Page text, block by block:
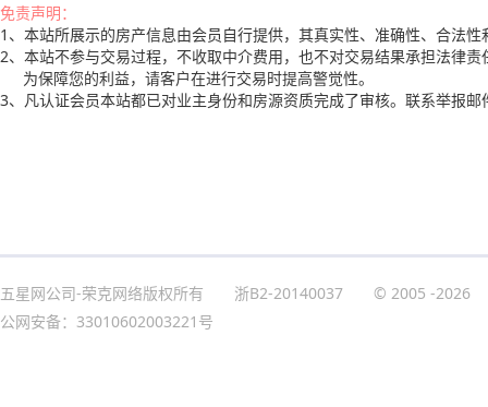
免责声明：
1、本站所展示的房产信息由会员自行提供，其真实性、准确性、合法
2、本站不参与交易过程，不收取中介费用，也不对交易结果承担法律
为保障您的利益，请客户在进行交易时提高警觉性。
3、凡认证会员本站都已对业主身份和房源资质完成了审核。联系举报邮
五星网公司-荣克网络版权所有 浙B2-20140037 © 2005 -2026
公网安备：33010602003221号